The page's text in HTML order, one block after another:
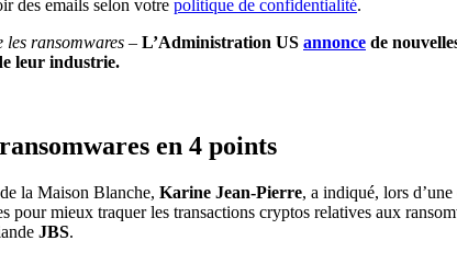
des emails selon votre politique de confidentialité.
les ransomwares – L’Administration US annonce de
leur industrie.
en 4 points
la Maison Blanche, Karine Jean-Pierre, a indiqué, lors
pour mieux traquer les transactions cryptos relatives aux
JBS.